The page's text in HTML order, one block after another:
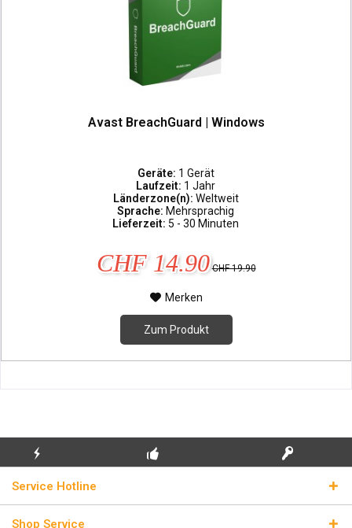
Avast BreachGuard | Windows
Geräte: 1 Gerät
Laufzeit: 1 Jahr
Länderzone(n): Weltweit
Sprache: Mehrsprachig
Lieferzeit: 5 - 30 Minuten
CHF 14.90 CHF 19.90
Merken
Zum Produkt
BLITZVERSAND
LIZENZSCHLÜSSEL
Service Hotline
Shop Service